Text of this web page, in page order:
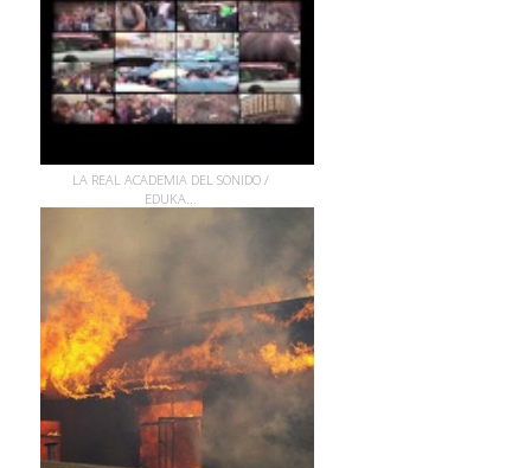
LA REAL ACADEMIA DEL SONIDO /
EDUKA...